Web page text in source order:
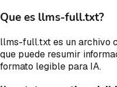
Que es llms-full.txt?
llms-full.txt es un archivo
que puede resumir
formato legible para IA.